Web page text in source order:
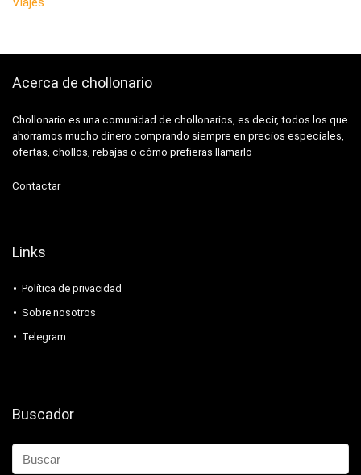
Acerca de chollonario
Chollonario es una comunidad de chollonarios, es decir, todos los que
ahorramos mucho dinero comprando siempre en precios especiales,
ofertas, chollos, rebajas o cómo prefieras llamarlo
Contactar
Links
Política de privacidad
Sobre nosotros
Telegram
Buscador